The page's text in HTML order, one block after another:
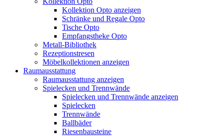
Kollektion Opto anzeigen
Schränke und Regale Opto
Tische Opto
Empfangstheke Opto
Metall-Bibliothek
Rezeptionstresen
Möbelkollektionen anzeigen
Raumausstattung
Raumausstattung anzeigen
Spielecken und Trennwände
Spielecken und Trennwände anzeigen
Spielecken
Trennwände
Ballbäder
Riesenbausteine